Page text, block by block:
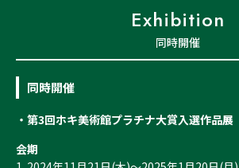
Exhibition
同時開催
同時開催
・第3回ホキ美術館プラチナ大賞入選作品展
会期